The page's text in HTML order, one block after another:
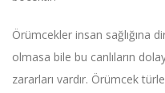
Örümcekler insan sağlığına
olmasa bile bu canlıların
zararları vardır. Örümcek